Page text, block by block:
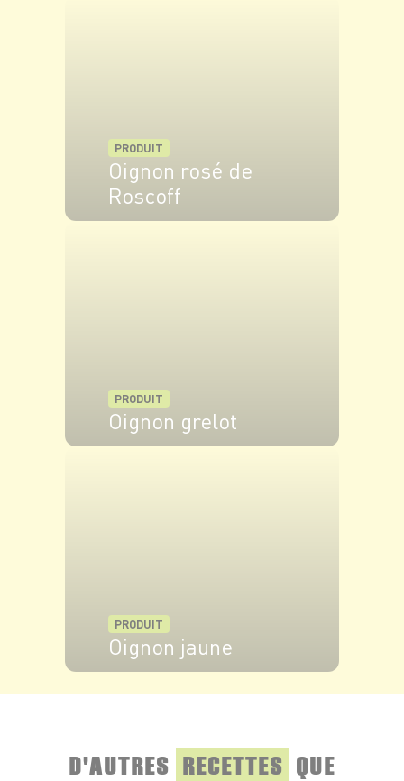
PRODUIT
Oignon rosé de
Roscoff
PRODUIT
Oignon grelot
PRODUIT
Oignon jaune
D'AUTRES RECETTES QUE